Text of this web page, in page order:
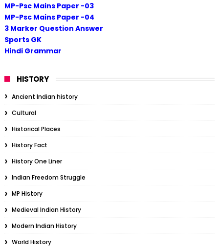
MP-Psc Mains Paper -03
MP-Psc Mains Paper -04
3 Marker Question Answer
Sports GK
Hindi Grammar
HISTORY
Ancient Indian history
Cultural
Historical Places
History Fact
History One Liner
Indian Freedom Struggle
MP History
Medieval Indian History
Modern Indian History
World History